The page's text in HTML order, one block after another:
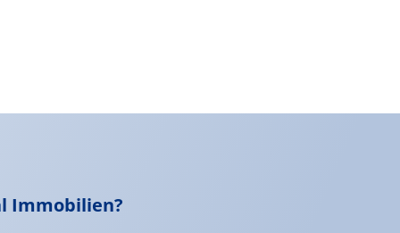
Immobilien?